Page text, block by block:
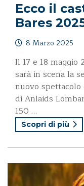
Ecco il
Bares
8 Marzo 2025
Il 17 e 18
sarà in scena la
nuovo
di Anlaids
150 …
Scopri di più